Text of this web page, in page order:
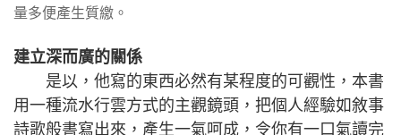
量多便產生質繳。
建立深而廣的關係
是以，他寫的東西必然有某程度的可觀性，本書
用一種流水行雲方式的主觀鏡頭，把個人經驗如敘事
詩歌般書寫出來，產生一氣呵成，令你有一口氣讀完